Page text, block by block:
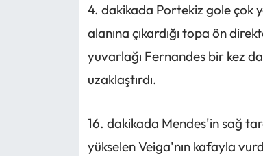
4. dakikada Portekiz gole çok
alanına çıkardığı topa ön
yuvarlağı Fernandes bir kez
uzaklaştırdı.
16. dakikada Mendes'in sağ
yükselen Veiga'nın kafayla